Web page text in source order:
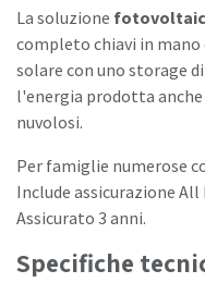
La soluzione
completo chiavi in mano
solare con uno storage
l'energia prodotta
nuvolosi.
Per famiglie numerose
Include assicurazione All
Assicurato 3 anni.
Specifiche